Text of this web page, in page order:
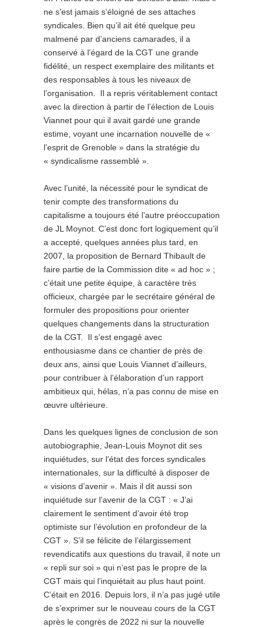
ne s’est jamais s’éloigné de ses attaches
syndicales. Bien qu’il ait été quelque peu
malmené par d’anciens camarades, il a
conservé à l’égard de la CGT une grande
fidélité, un respect exemplaire des militants et
des responsables à tous les niveaux de
l’organisation. Il a repris véritablement contact
avec la direction à partir de l’élection de Louis
Viannet pour qui il avait gardé une grande
estime, voyant une incarnation nouvelle de «
l’esprit de Grenoble » dans la stratégie du
« syndicalisme rassemblé ».
Avec l’unité, la nécessité pour le syndicat de
tenir compte des transformations du
capitalisme a toujours été l’autre préoccupation
de JL Moynot. C’est donc fort logiquement qu’il
a accepté, quelques années plus tard, en
2007, la proposition de Bernard Thibault de
faire partie de la Commission dite « ad hoc » ;
c’était une petite équipe, à caractère très
officieux, chargée par le secrétaire général de
formuler des propositions pour orienter
quelques changements dans la structuration
de la CGT. Il s’est engagé avec
enthousiasme dans ce chantier de près de
deux ans, ainsi que Louis Viannet d’ailleurs,
pour contribuer à l’élaboration d’un rapport
ambitieux qui, hélas, n’a pas connu de mise en
œuvre ultérieure.
Dans les quelques lignes de conclusion de son
autobiographie, Jean-Louis Moynot dit ses
inquiétudes, sur l’état des forces syndicales
internationales, sur la difficulté à disposer de
« visions d’avenir ». Mais il dit aussi son
inquiétude sur l’avenir de la CGT : « J’ai
clairement le sentiment d’avoir été trop
optimiste sur l’évolution en profondeur de la
CGT ». S’il se félicite de l’élargissement
revendicatifs aux questions du travail, il note un
« repli sur soi » qui n’est pas le propre de la
CGT mais qui l’inquiétait au plus haut point.
C’était en 2016. Depuis lors, il n’a pas jugé utile
de s’exprimer sur le nouveau cours de la CGT
après le congrès de 2022 ni sur la nouvelle